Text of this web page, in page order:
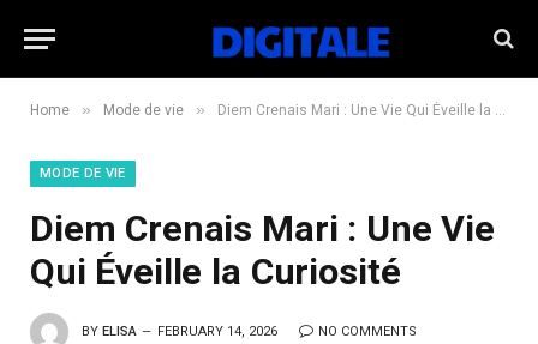
Home » Mode de vie » Diem Crenais Mari : Une Vie Qui Éveille la Curiosité
MODE DE VIE
Diem Crenais Mari : Une Vie
Qui Éveille la Curiosité
BY ELISA FEBRUARY 14, 2026 NO COMMENTS